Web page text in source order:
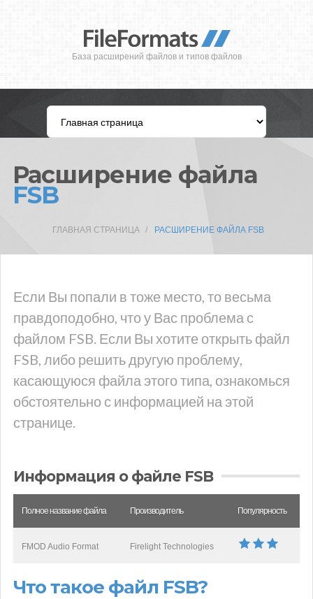
База расширений файлов и типов файлов
Расширение файла
FSB
ГЛАВНАЯ СТРАНИЦА РАСШИРЕНИЕ ФАЙЛА FSB
Если Вы попали в тоже место, то весьма
правдоподобно, что у Вас проблема с
файлом FSB. Если Вы хотите открыть файл
FSB, либо решить другую проблему,
касающуюся файла этого типа, ознакомься
обстоятельно с информацией на этой
странице.
Информация о файле FSB
Полное название файла Производитель Популярность
FMOD Audio Format Firelight Technologies
Что такое файл FSB?